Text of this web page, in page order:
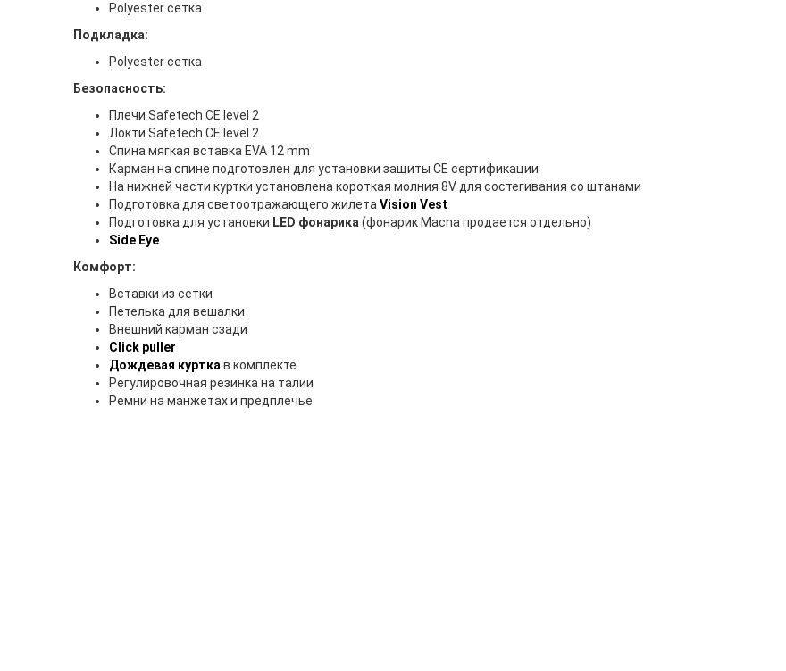
Polyester сетка
Подкладка:
Polyester сетка
Безопасность:
Плечи Safetech CE level 2
Локти Safetech CE level 2
Спина мягкая вставка EVA 12 mm
Карман на спине подготовлен для установки защиты CE сертификации
На нижней части куртки установлена короткая молния 8V для состегивания со штанами
Подготовка для светоотражающего жилетаVision Vest
Подготовка для установки LED фонарика (фонарик Macna продается отдельно)
Side Eye
Комфорт:
Вставки из сетки
Петелька для вешалки
Внешний карман сзади
Click puller
Дождевая куртка в комплекте
Регулировочная резинка на талии
Ремни на манжетах и предплечье